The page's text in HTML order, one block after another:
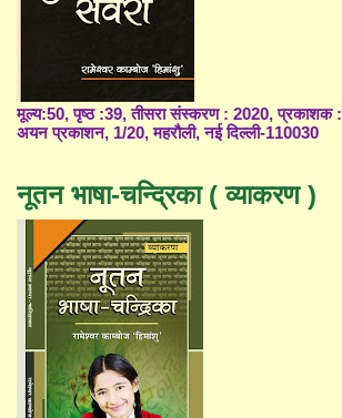
मूल्य:50, पृष्ठ :39, तीसरा संस्करण : 2020, प्रकाशक :
अयन प्रकाशन, 1/20, महरौली, नई दिल्ली-110030
नूतन भाषा-चन्द्रिका ( व्याकरण )